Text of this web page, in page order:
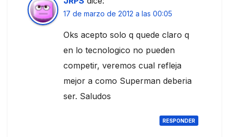
17 de marzo de 2012 a las 00:05
Oks acepto solo q quede claro q
en lo tecnologico no pueden
competir, veremos cual refleja
mejor a como Superman deberia
ser. Saludos
RESPONDER